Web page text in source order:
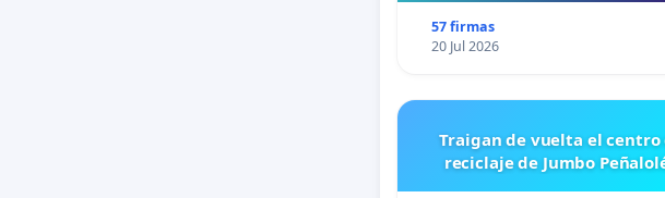
57 firmas
20 Jul 2026
Traigan de vuelta el centro
reciclaje de Jumbo